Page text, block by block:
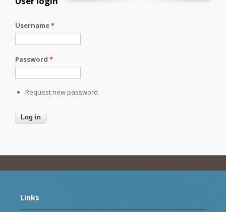
Username*
Password *
Request new password
Links